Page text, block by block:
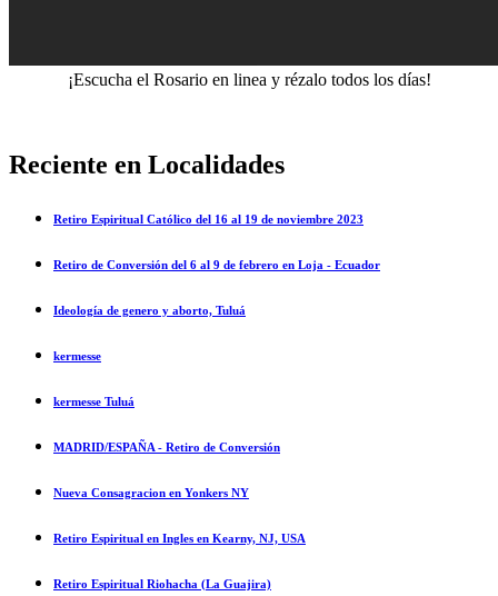
¡Escucha el Rosario en linea y rézalo todos los días!
Reciente en Localidades
Retiro Espiritual Católico del 16 al 19 de noviembre 2023
Retiro de Conversión del 6 al 9 de febrero en Loja - Ecuador
Ideología de genero y aborto, Tuluá
kermesse
kermesse Tuluá
MADRID/ESPAÑA - Retiro de Conversión
Nueva Consagracion en Yonkers NY
Retiro Espiritual en Ingles en Kearny, NJ, USA
Retiro Espiritual Riohacha (La Guajira)